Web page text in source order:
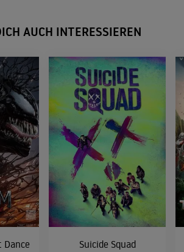
AUCH INTERESSIEREN
Dance Suicide Squad